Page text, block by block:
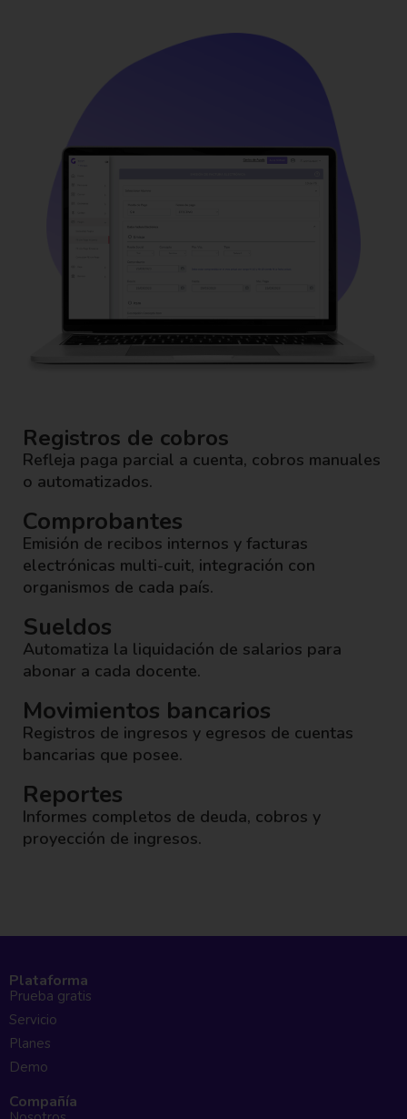
Registros de cobros
Refleja paga parcial a cuenta, cobros manuales
o automatizados.
Comprobantes
Emisión de recibos internos y facturas
electrónicas multi-cuit, integración con
organismos de cada país.
Sueldos
Automatiza la liquidación de salarios para
abonar a cada docente.
Movimientos bancarios
Registros de ingresos y egresos de cuentas
bancarias que posee.
Reportes
Informes completos de deuda, cobros y
proyección de ingresos.
Plataforma
Prueba gratis
Servicio
Planes
Demo
Compañía